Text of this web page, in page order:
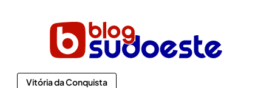
Vitória da Conquista